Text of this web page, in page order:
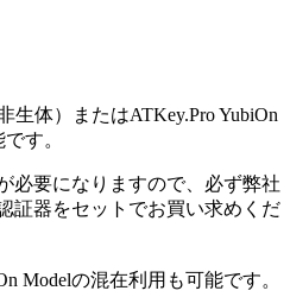
生体）またはATKey.Pro YubiOn
す。
必要になりますので、必ず弊社
証器をセットでお買い求めくだ
Modelの混在利用も可能です。